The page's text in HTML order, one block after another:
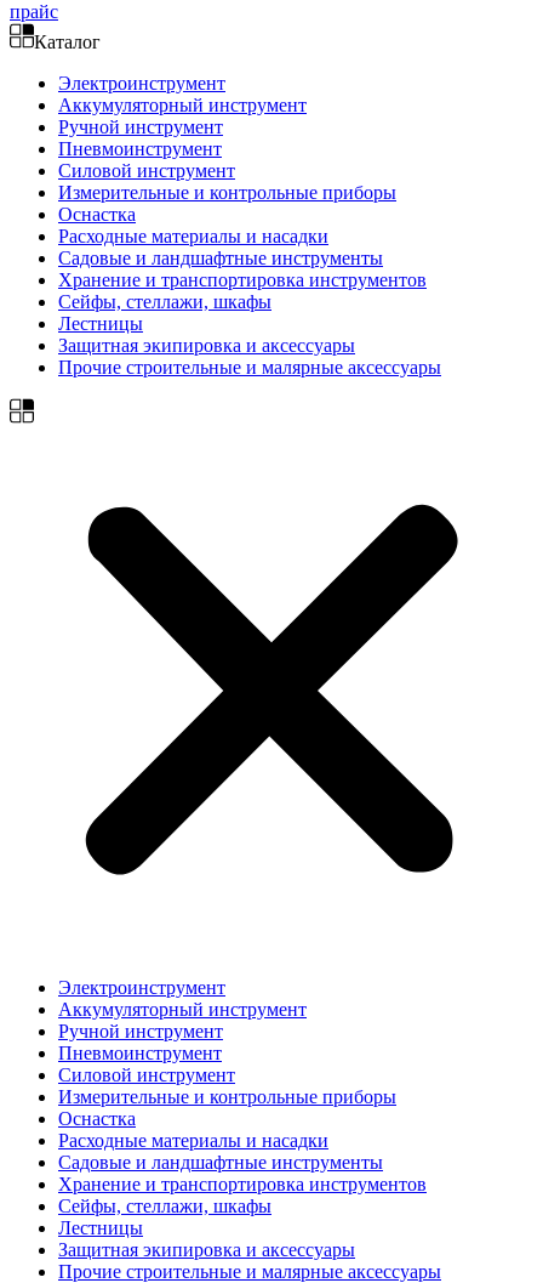
прайс
Каталог
Электроинструмент
Аккумуляторный инструмент
Ручной инструмент
Пневмоинструмент
Силовой инструмент
Измерительные и контрольные приборы
Оснастка
Расходные материалы и насадки
Садовые и ландшафтные инструменты
Хранение и транспортировка инструментов
Сейфы, стеллажи, шкафы
Лестницы
Защитная экипировка и аксессуары
Прочие строительные и малярные аксессуары
Электроинструмент
Аккумуляторный инструмент
Ручной инструмент
Пневмоинструмент
Силовой инструмент
Измерительные и контрольные приборы
Оснастка
Расходные материалы и насадки
Садовые и ландшафтные инструменты
Хранение и транспортировка инструментов
Сейфы, стеллажи, шкафы
Лестницы
Защитная экипировка и аксессуары
Прочие строительные и малярные аксессуары